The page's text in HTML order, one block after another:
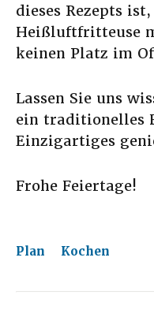
dieses Rezepts
Heißluftfritteuse
keinen Platz im
Lassen Sie uns
ein traditionelles
Einzigartiges
Frohe Feiertage!
Plan Kochen